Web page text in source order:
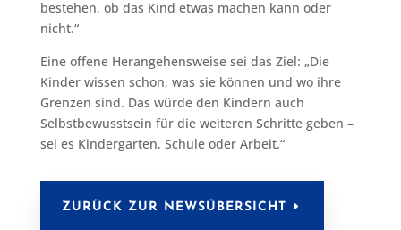
bestehen, ob das Kind etwas machen kann oder
nicht.“
Eine offene Herangehensweise sei das Ziel: „Die
Kinder wissen schon, was sie können und wo ihre
Grenzen sind. Das würde den Kindern auch
Selbstbewusstsein für die weiteren Schritte geben –
sei es Kindergarten, Schule oder Arbeit.“
ZURÜCK ZUR NEWSÜBERSICHT